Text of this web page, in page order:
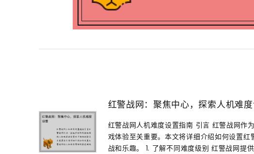
红警战网：聚焦中心，探索人机难
红警战网人机难度设置指南 引言 红警战网作
戏体验至关重要。本文将详细介绍如何设置
战和乐趣。 1. 了解不同难度级别 红警战网提